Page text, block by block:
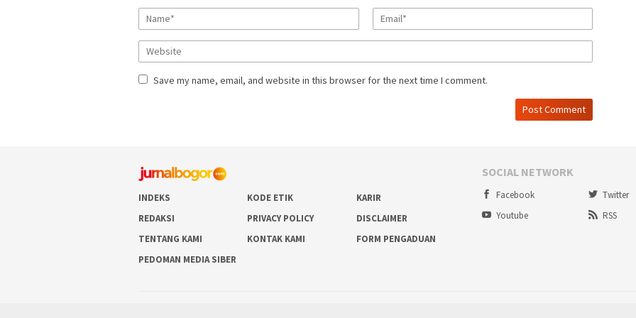
Save my name, email, and website in this browser for the next time I comment.
INDEKS KODE ETIK
KARIR
REDAKSI
PRIVACY POLICY
DISCLAIMER
TENTANG KAMI
KONTAK KAMI
FORM PENGADUAN
PEDOMAN MEDIA SIBER
SOCIAL NETWORK
Facebook Twitter
Youtube
RSS